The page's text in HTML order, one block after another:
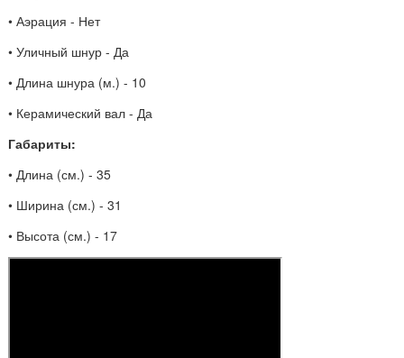
• Аэрация - Нет
• Уличный шнур - Да
• Длина шнура (м.) - 10
• Керамический вал - Да
Габариты:
• Длина (см.) - 35
• Ширина (см.) - 31
• Высота (см.) - 17